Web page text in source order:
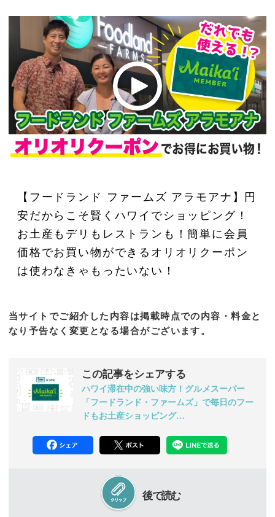
【フードランド ファームズ アラモアナ】円
安だからこそ賢くハワイでショッピング！
お土産もデリもレストランも！簡単に会員
価格でお買い物ができるオリオリクーポン
は使わなきゃもったいない！
当サイトでご紹介した内容は掲載時点での内容・料金と
なり予告なく変更となる場合がございます。
この記事をシェアする
ハワイ滞在中の強い味方！グルメスーパー
「フードランド・ファームズ」で毎日のフー
ドもお土産ショッピング…
後で読む